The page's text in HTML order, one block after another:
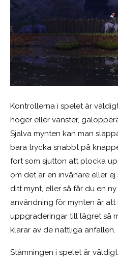
Kontrollerna i spelet är
höger eller vänster,
Själva mynten kan man
bara trycka snabbt på
fort som sjutton att plocka
om det är en invånare eller
ditt mynt, eller så får du en
användning för mynten är
uppgraderingar till lägret så
klarar av de nattliga anfallen.
Stämningen i spelet är